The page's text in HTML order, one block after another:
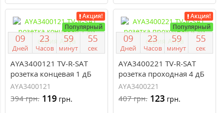
Акция!
Популярный
09
Дней
23
Часов
59
минут
54
сек
AYA3400121 TV-R-SAT
розетка концевая 1 дБ
серия Anya
AYA3400121
394грн. 119 грн.
Акция!
Популярный
09
Дней
23
Часов
59
минут
54
сек
AYA3400221 TV-R-SAT
розетка проходная 4 дБ
серия Anya
AYA3400221
407грн. 123 грн.